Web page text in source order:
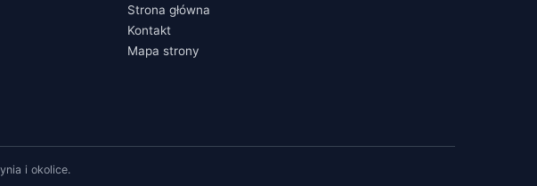
Strona główna
Kontakt
Mapa strony
i okolice.